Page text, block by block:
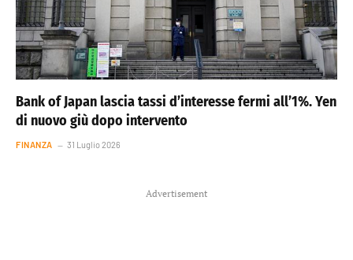
Bank of Japan lascia tassi d’interesse fermi all’1%. Yen
di nuovo giù dopo intervento
FINANZA 31 Luglio 2026
Advertisement